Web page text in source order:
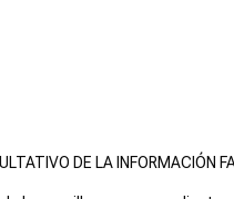
DE LA INFORMACIÓN